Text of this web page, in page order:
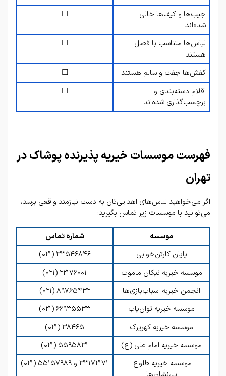
جیب‌ها و کیف‌ها خالی
شده‌اند
☐
لباس‌ها متناسب با فصل
هستند
☐
کفش‌ها جفت و سالم هستند
☐
اقلام دسته‌بندی و
برچسب‌گذاری شده‌اند
☐
فهرست موسسات خیریه پذیرنده پوشاک در
تهران
اگر می‌خواهید لباس‌های اهدایی‌تان به دست نیازمند واقعی برسد،
می‌توانید با موسسات زیر تماس بگیرید:
موسسه
شماره تماس
پایان کارتن‌خوابی
۳۳۵۴۶۸۴۶ (۰۲۱)
موسسه خیریه نیکان ماموت
۲۲۱۷۶۰۰۱ (۰۲۱)
انجمن خیریه اسباب‌بازی‌ها
۸۹۷۶۵۴۳۲ (۰۲۱)
موسسه خیریه توان‌یاب
۶۶۹۳۵۵۳۳ (۰۲۱)
موسسه خیریه کهریزک
۳۸۴۶۵ (۰۲۱)
موسسه خیریه امام علی (ع)
۵۵۹۵۸۳۱ (۰۲۱)
موسسه خیریه طلوع
۳۳۱۷۲۱۷۱ و ۵۵۱۵۷۹۸۹ (۰۲۱)